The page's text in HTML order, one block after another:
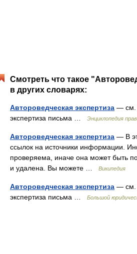
Смотреть что такое
в других словарях:
Автороведческая экспертиза — см.
экспертиза письма …
Энциклопедия
Автороведческая экспертиза — В
ссылок на источники информации.
проверяема, иначе она может быть
и удалена. Вы можете …
Википедия
Автороведческая экспертиза — см.
экспертиза письма …
Большой